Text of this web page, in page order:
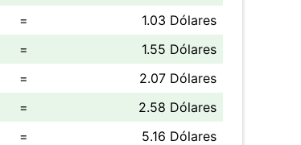
=
1.03 Dólares
=
1.55 Dólares
=
2.07 Dólares
=
2.58 Dólares
=
5.16 Dólares